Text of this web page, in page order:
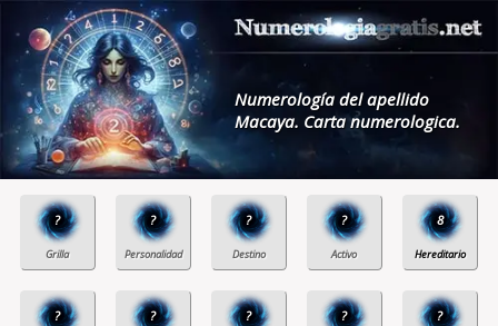
Numerología del apellido
Macaya. Carta numerologica.
? ? ? ? 8
? ? ? ? ?